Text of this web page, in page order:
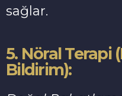
sağlar.
5. Nöral Terapi
Bildirim):